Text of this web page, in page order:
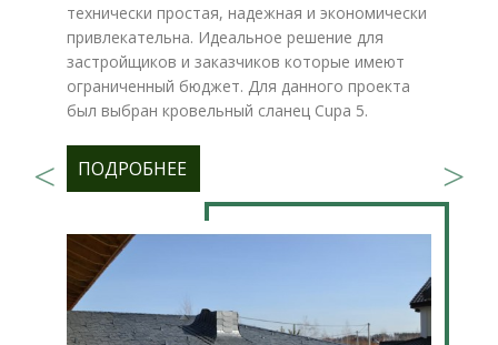
технически простая, надежная и экономически
привлекательна. Идеальное решение для
застройщиков и заказчиков которые имеют
ограниченный бюджет. Для данного проекта
был выбран кровельный сланец Cupa 5.
ПОДРОБНЕЕ